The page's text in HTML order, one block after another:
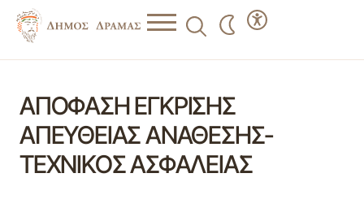
ΑΠΟΦΑΣΗ ΕΓΚΡΙΣΗΣ
ΑΠΕΥΘΕΙΑΣ ΑΝΑΘΕΣΗΣ-
ΤΕΧΝΙΚΟΣ ΑΣΦΑΛΕΙΑΣ